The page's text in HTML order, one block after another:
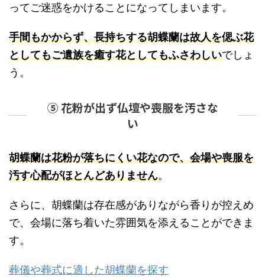
ってご迷惑をかけることになってしまいます。
手間もかからず、長持ちする胡蝶蘭は故人を偲ぶ花
としてもご遺族を癒す花としてもふさわしいでしょ
う。
⑤ 花粉が出ず仏壇や喪服を汚さな
い
胡蝶蘭は花粉が落ちにくい花なので、会場や喪服を
汚す心配がほとんどありません。
さらに、胡蝶蘭は存在感がありながら香りが控えめ
で、会場に落ち着いた雰囲気を添えることができま
す。
葬儀や葬式に適した胡蝶蘭を探す